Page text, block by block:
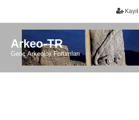
Kayıt
Arkeo-TR
Genç Arkeoloji Forumları